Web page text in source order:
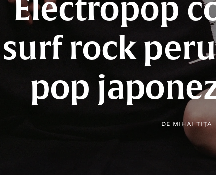
Electropop
surf rock
pop
DE MIHAI TIȚA